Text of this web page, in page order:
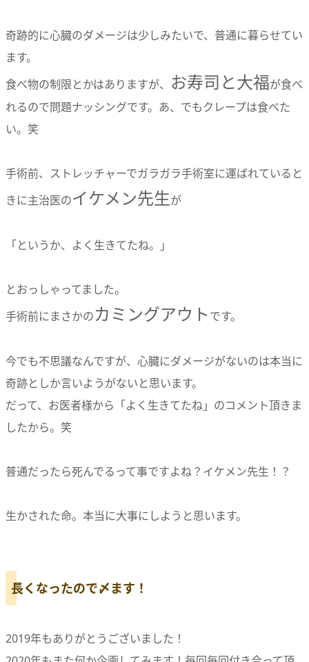
奇跡的に心臓のダメージは少しみたいで、普通に暮らせてい
ます。
食べ物の制限とかはありますが、 お寿司と大福が食べ
れるので問題ナッシングです。あ、でもクレープは食べた
い。笑
手術前、ストレッチャーでガラガラ手術室に運ばれていると
きに主治医のイケメン先生が
「というか、よく生きてたね。」
とおっしゃってました。
手術前にまさかのカミングアウトです。
今でも不思議なんですが、心臓にダメージがないのは本当に
奇跡としか言いようがないと思います。
だって、お医者様から「よく生きてたね」のコメント頂きま
したから。笑
普通だったら死んでるって事ですよね？イケメン先生！？
生かされた命。本当に大事にしようと思います。
長くなったので〆ます！
2019年もありがとうございました！